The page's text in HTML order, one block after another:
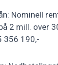
Nominell
2 mill. over
356 190,-